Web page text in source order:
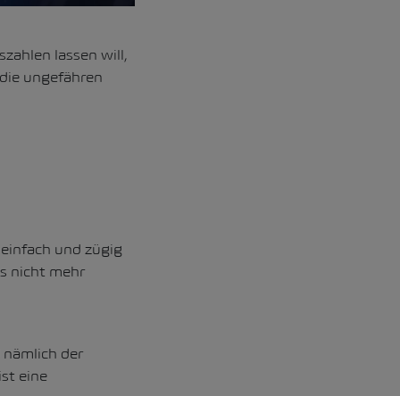
lassen will,
ungefähren
und zügig
nicht mehr
der
eine